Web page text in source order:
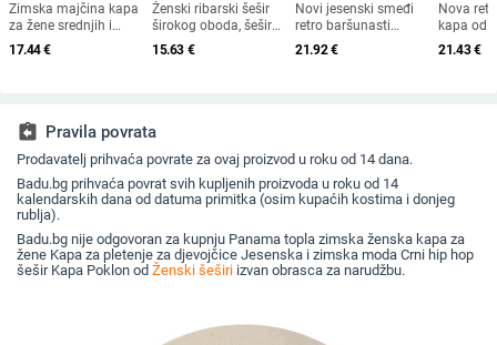
Zimska majčina kapa
za žene srednjih i
starijih godina, pletena
od zečjeg krzna,
za umivaonik
17.44€
Ženski ribarski šešir
širokog oboda, šešir
za sunce, pleteni šešir
za sunce, šešir za
15.63 €
Novi jesenski smeđi
retro baršunasti
osmerokutni šešir za
muškarce i žene,
21.92€
Nova
kapa od
krzna za
2025. za
21.43€
assignment_return Pravila povrata
Prodavatelj prihvaća povrate za ovaj proizvod u roku od 14 dana.
Badu.bg prihvaća povrat svih kupljenih proizvoda u roku od 14
kalendarskih dana od datuma primitka (osim kupaćih kostima i donjeg
rublja).
Badu.bg nije odgovoran za kupnju Panama topla zimska ženska kapa za
žene Kapa za pletenje za djevojčice Jesenska i zimska moda Crni hip hop
šešir Kapa Poklon od Ženski šeširi izvan obrasca za narudžbu.